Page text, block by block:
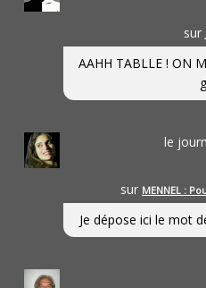
sur
AAHH TABLLE ! ON
le
sur MENNEL :
Je dépose ici le mot